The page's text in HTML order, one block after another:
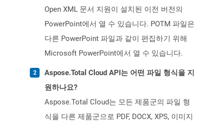
Open XML 문서 지원이 설치된 이전 버전의
PowerPoint에서 열 수 있습니다. POTM 파일은
다른 PowerPoint 파일과 같이 편집하기 위해
Microsoft PowerPoint에서 열 수 있습니다.
Aspose.Total Cloud API는 어떤 파일 형식을 지
원하나요?
Aspose.Total Cloud는 모든 제품군의 파일 형
식을 다른 제품군으로 PDF, DOCX, XPS, 이미지